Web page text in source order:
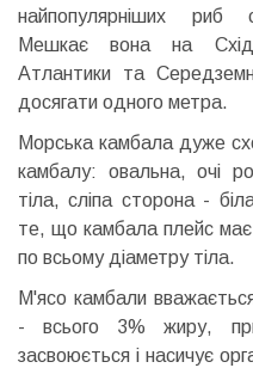
найпопулярніших риб
Мешкає вона на
Атлантики та
досягати одного метра.
Морська камбала дуже
камбалу: овальна, очі
тіла, сліпа сторона -
те, що камбала плейс має
по всьому діаметру тіла.
М'ясо камбали
- всього 3% жиру,
засвоюється і насичує